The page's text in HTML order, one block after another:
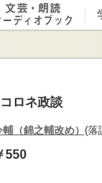
ロネ政談
（錦之輔改め） (落
550